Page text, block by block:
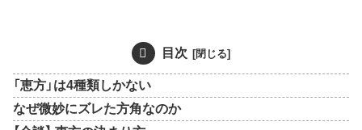
目次
「恵方」は4種類しかない
なぜ微妙にズレた方角なのか